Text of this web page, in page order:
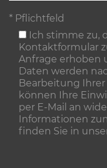
* Pflichtfeld
Ich stimme zu,
Kontaktformular
Anfrage erhoben
Daten werden
Bearbeitung Ihrer
können Ihre
per E-Mail an
Informationen
finden Sie in